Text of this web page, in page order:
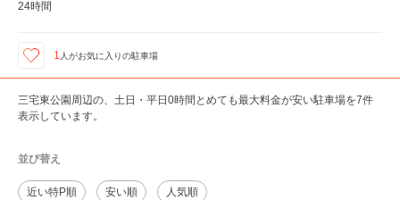
24時間
1 人がお気に入りの駐車場
三宅東公園周辺の、土日・平日0時間とめても最大料金が安い駐車場を7件
表示しています。
並び替え
近い特P順 安い順 人気順